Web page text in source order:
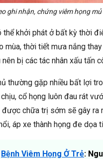
ghi nhận, chứng viêm họng
thể khởi phát ở bất kỳ thời
mùa, thời tiết mưa nắng
bị các tác nhân xấu tấn
thường gặp nhiều bất lợi
cổ họng luôn đau rát
được chữa trị sớm sẽ gây
áp xe thành họng đe dọa
Bệnh Viêm Họng Ở Trẻ: